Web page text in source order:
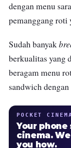
dengan menu
pemanggang roti
Sudah banyak
berkualitas yang
beragam menu
sandwich
POCKET
Your phone
cinema.
you how.